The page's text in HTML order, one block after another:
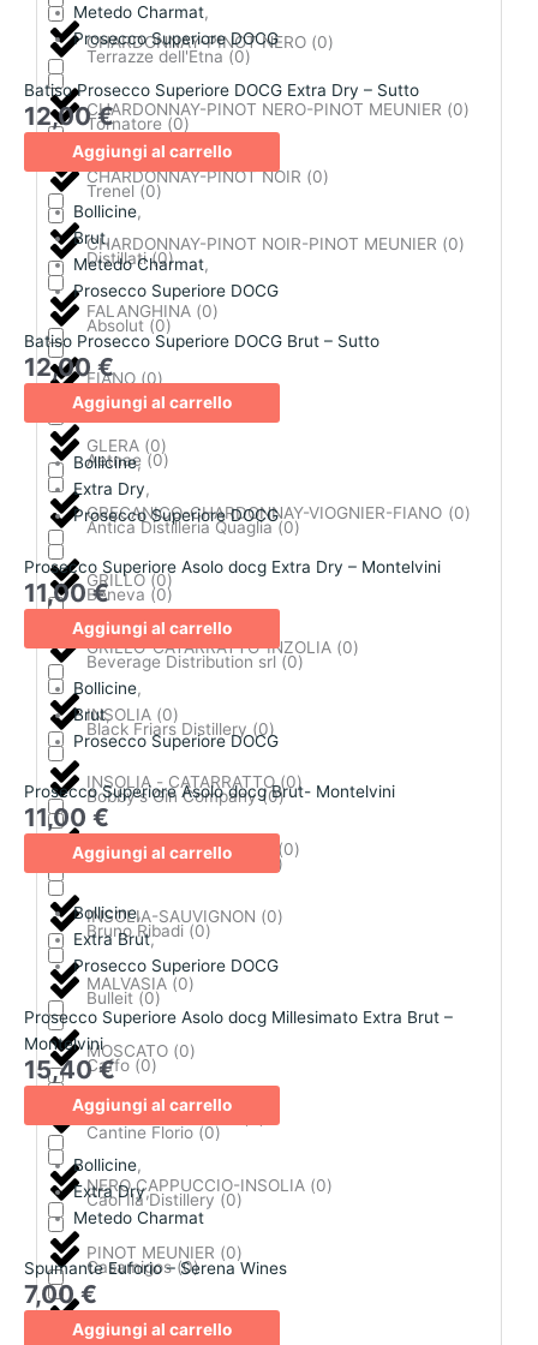
Terrazze dell'Etna (0)
Tornatore (0)
Trenel (0)
Distillati (0)
Absolut (0)
Abuelo ( )
Aetnae (0)
Antica Distilleria Quaglia (0)
Beneva (0)
Beverage Distribution srl (0)
Black Friars Distillery (0)
Bobby's Gin Company (0)
Bonaventura Maschio )
Bruno Ribadi (0)
Bulleit (0)
Caffo (0)
Cantine Florio (0)
Caol Ila Distillery (0)
Casamigos (0)
Castagner (0)
CHARDONNAY-PINOT NERO (0)
CHARDONNAY-PINOT NERO-PINOT MEUNIER (0)
CHARDONNAY-PINOT NOIR (0)
CHARDONNAY-PINOT NOIR-PINOT MEUNIER (0)
FALANGHINA (0)
FIANO (0)
GLERA (0)
GRECANICO-CHARDONNAY-VIOGNIER-FIANO (0)
GRILLO (0)
GRILLO-CATARRATTO-INZOLIA (0)
INSOLIA (0)
INSOLIA - CATARRATTO (0)
INSOLIA-CHARDONNAY (0)
INSOLIA-SAUVIGNON (0)
MALVASIA (0)
MOSCATO (0)
MULLER THURGAU
NERO CAPPUCCIO-INSOLIA (0)
PINOT MEUNIER (0)
PINOT NERO )
Metedo Charmat,
Prosecco Superiore DOCG
Batiso Prosecco Superiore DOCG Extra Dry – Sutto
12,00€
Aggiungi al carrello
Bollicine,
Brut,
Metedo Charmat,
Prosecco Superiore DOCG
Batiso Prosecco Superiore DOCG Brut – Sutto
12,00€
Aggiungi al carrello
Bollicine,
Extra Dry,
Prosecco Superiore DOCG
Prosecco Superiore Asolo docg Extra Dry – Montelvini
11,00€
Aggiungi al carrello
Bollicine,
Brut,
Prosecco Superiore DOCG
Prosecco Superiore Asolo docg Brut- Montelvini
11,00 €
Aggiungi al carrello
Bollicine,
Extra Brut,
Prosecco Superiore DOCG
Prosecco Superiore Asolo docg Millesimato Extra Brut –
Montelvini
15,40€
Aggiungi al carrello
Bollicine,
Extra Dry,
Metedo Charmat
Spumante Euforio – Serena Wines
7,00€
Aggiungi al carrello